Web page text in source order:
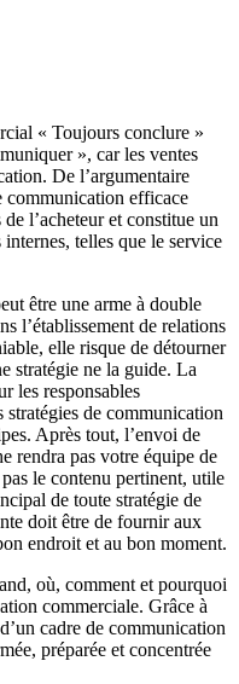
« Toujours conclure »
», car les ventes
De l’argumentaire
communication efficace
l’acheteur et constitue un
telles que le service
être une arme à double
l’établissement de relations
elle risque de détourner
stratégie ne la guide. La
les responsables
de communication
Après tout, l’envoi de
rendra pas votre équipe de
le contenu pertinent, utile
de toute stratégie de
doit être de fournir aux
endroit et au bon moment.
où, comment et pourquoi
commerciale. Grâce à
cadre de communication
préparée et concentrée